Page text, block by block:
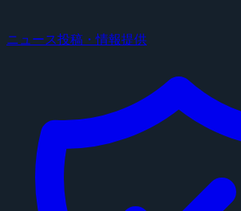
ニュース投稿・情報提供